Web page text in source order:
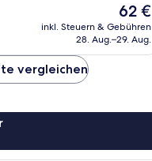
Der
Preis
beträgt
62 €
inkl. Steuern & Gebühren
28. Aug.–29. Aug.
vergleichen